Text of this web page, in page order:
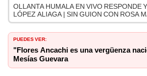
OLLANTA HUMALA EN VIVO RESPONDE
LÓPEZ ALIAGA | SIN GUION CON ROSA
PUEDES VER:
"Flores Ancachi es una vergüenza
Mesías Guevara